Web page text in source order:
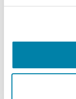
Confort
específicos del vehículo.
Para cualquier duda,